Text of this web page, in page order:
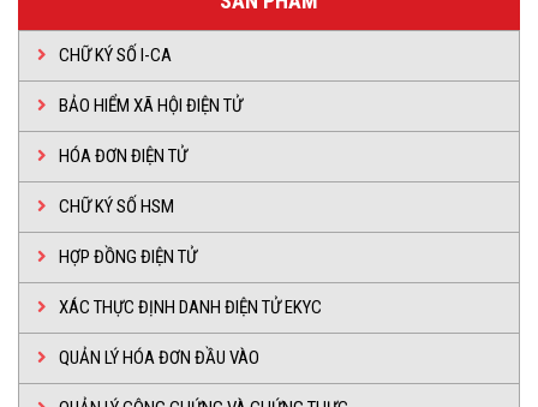
CHỮ KÝ SỐ I-CA
BẢO HIỂM XÃ HỘI ĐIỆN TỬ
HÓA ĐƠN ĐIỆN TỬ
CHỮ KÝ SỐ HSM
HỢP ĐỒNG ĐIỆN TỬ
XÁC THỰC ĐỊNH DANH ĐIỆN TỬ EKYC
QUẢN LÝ HÓA ĐƠN ĐẦU VÀO